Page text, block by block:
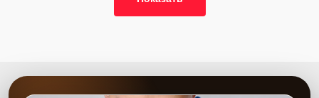
надежные аналоги проверенных и зарекомендовавших себя